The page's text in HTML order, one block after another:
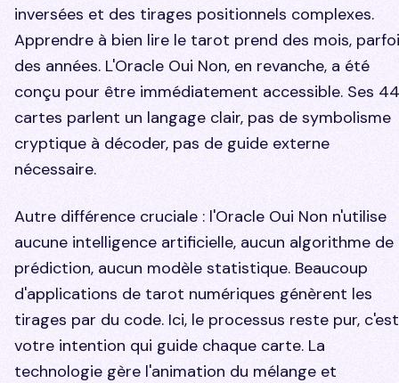
inversées et des tirages positionnels complexes.
Apprendre à bien lire le tarot prend des mois,
des années. L'Oracle Oui Non, en revanche, a été
conçu pour être immédiatement accessible. Ses 44
cartes parlent un langage clair, pas de symbolisme
cryptique à décoder, pas de guide externe
nécessaire.
Autre différence cruciale : l'Oracle Oui Non n'utilise
aucune intelligence artificielle, aucun algorithme de
prédiction, aucun modèle statistique. Beaucoup
d'applications de tarot numériques génèrent les
tirages par du code. Ici, le processus reste pur, c'est
votre intention qui guide chaque carte. La
technologie gère l'animation du mélange et